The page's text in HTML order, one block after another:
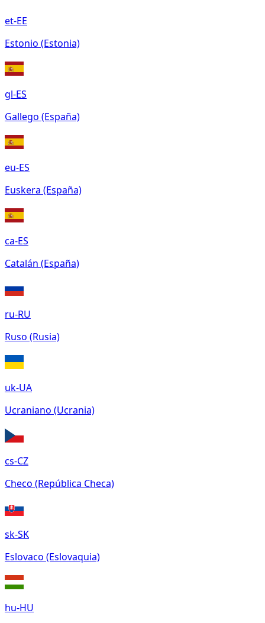
et-EE
Estonio (Estonia)
gl-ES
Gallego (España)
eu-ES
Euskera (España)
ca-ES
Catalán (España)
ru-RU
Ruso (Rusia)
uk-UA
Ucraniano (Ucrania)
cs-CZ
Checo (República Checa)
sk-SK
Eslovaco (Eslovaquia)
hu-HU